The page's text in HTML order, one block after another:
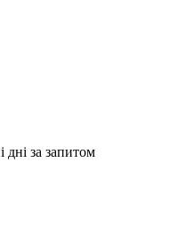
дні за запитом